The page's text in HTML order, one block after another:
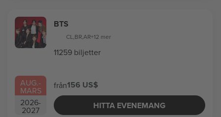
AUG.-
MARS
2026-
2027
BTS
CL,BR,AR+12 mer
11259 biljetter
från156 US$
HITTA EVENEMANG